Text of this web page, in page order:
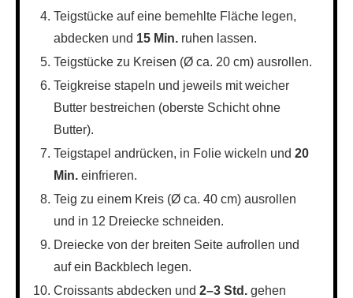
Teigstücke auf eine bemehlte Fläche legen,
abdecken und 15 Min. ruhen lassen.
Teigstücke zu Kreisen (Ø ca. 20 cm) ausrollen.
Teigkreise stapeln und jeweils mit weicher
Butter bestreichen (oberste Schicht ohne
Butter).
Teigstapel andrücken, in Folie wickeln und 20
Min. einfrieren.
Teig zu einem Kreis (Ø ca. 40 cm) ausrollen
und in 12 Dreiecke schneiden.
Dreiecke von der breiten Seite aufrollen und
auf ein Backblech legen.
Croissants abdecken und 2–3 Std. gehen